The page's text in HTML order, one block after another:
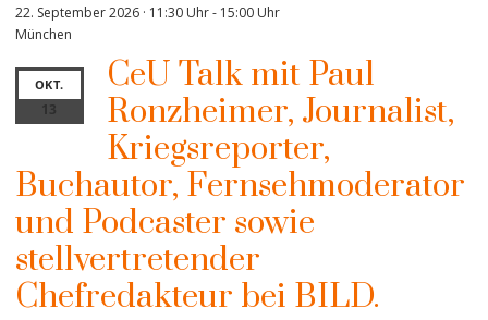
22. September 2026 · 11:30 Uhr- 15:00 Uhr
München
OKT.
13
CeU Talk mit Paul
Ronzheimer, Journalist,
Kriegsreporter,
Buchautor, Fernsehmoderator
und Podcaster sowie
stellvertretender
Chefredakteur bei BILD.